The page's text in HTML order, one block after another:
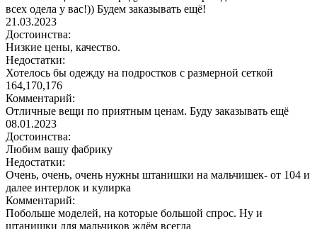
всех одела у вас!)) Будем заказывать ещё!
21.03.2023
Достоинства:
Низкие цены, качество.
Недостатки:
Хотелось бы одежду на подростков с размерной сеткой
164,170,176
Комментарий:
Отличные вещи по приятным ценам. Буду заказывать ещё
08.01.2023
Достоинства:
Любим вашу фабрику
Недостатки:
Очень, очень, очень нужны штанишки на мальчишек- от 104 и
далее интерлок и кулирка
Комментарий:
Побольше моделей, на которые большой спрос. Ну и
штанишки для мальчиков ждём всегда